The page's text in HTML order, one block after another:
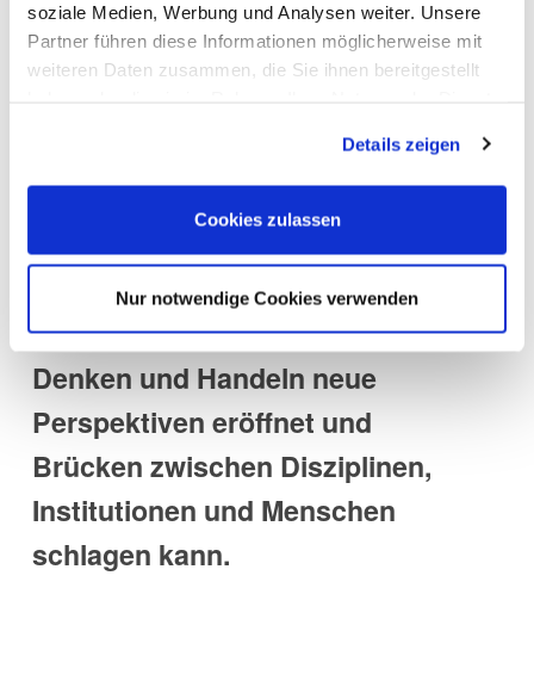
soziale Medien, Werbung und Analysen weiter. Unsere
Partner führen diese Informationen möglicherweise mit
weiteren Daten zusammen, die Sie ihnen bereitgestellt
Cookies, wenn Sie unsere Webseite weiterhin nutzen.
Details zeigen
Cookies zulassen
Nur notwendige Cookies verwenden
Mit dem erfolgreichen Abschluss
des DAG-DGESS Kongresses 2025
erkenntnisreiche und inspirierende
Tage zurück.
Die enge Kooperation zwischen
DAG und DGESS hat deutlich
gezeigt, dass gemeinsames
Denken und Handeln neue
Perspektiven eröffnet und
Brücken zwischen Disziplinen,
Institutionen und Menschen
schlagen kann.